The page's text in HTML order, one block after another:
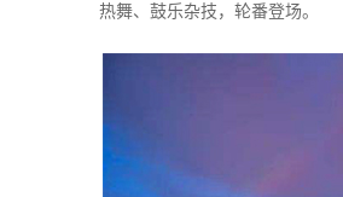
热舞、鼓乐杂技，轮番登场。